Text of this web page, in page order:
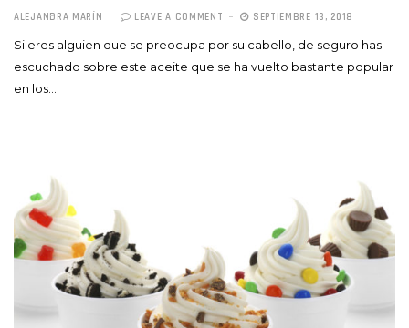
ALEJANDRA MARÍN LEAVE A COMMENT SEPTIEMBRE 13, 2018
Si eres alguien que se preocupa por su cabello, de seguro has
escuchado sobre este aceite que se ha vuelto bastante popular
en los…